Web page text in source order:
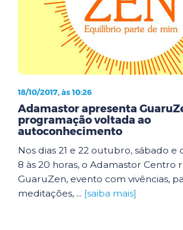
18/10/2017, às 10:26
Adamastor apresenta
programação voltada ao
autoconhecimento
Nos dias 21 e 22 outubro, sábado e
8 às 20 horas, o Adamastor Centro
GuaruZen, evento com vivências,
meditações, ... [saiba mais]